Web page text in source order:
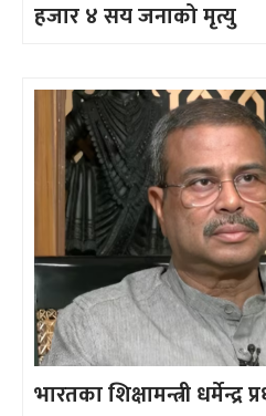
हजार ४ सय जनाको मृत्यु
भारतका शिक्षामन्त्री धर्मेन्द्र